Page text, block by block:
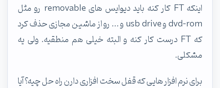
اینکه FT کار کنه باید دیوایس های removable رو مثل
dvd-rom و usb drive و ... رو از ماشین مجازی حذف کرد
که FT درست کار کنه و البته خیلی هم منطقیه. ولی یه
مشکلی.
برای نرم افزار هایی که قفل سخت افزاری دارن راه حل چیه؟ آیا